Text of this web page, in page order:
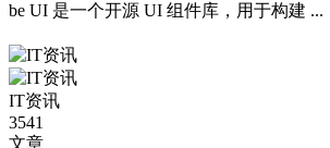
be UI 是一个开源 UI 组件库，用于构建 ...
IT资讯
3541
文章